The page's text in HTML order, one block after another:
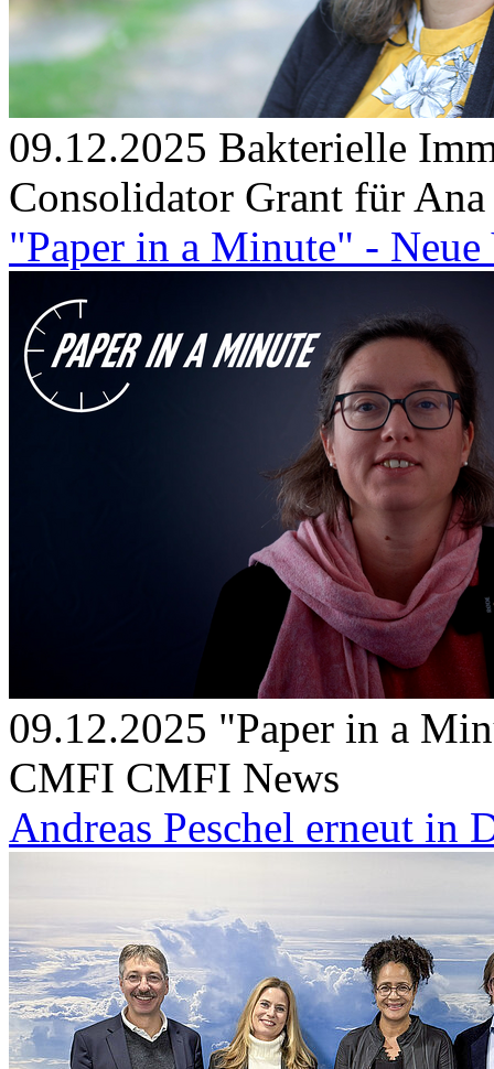
09.12.2025 Bakterielle
Consolidator Grant für
"Paper in a Minute" -
09.12.2025 "Paper in a
CMFI CMFI News
Andreas Peschel erneut in